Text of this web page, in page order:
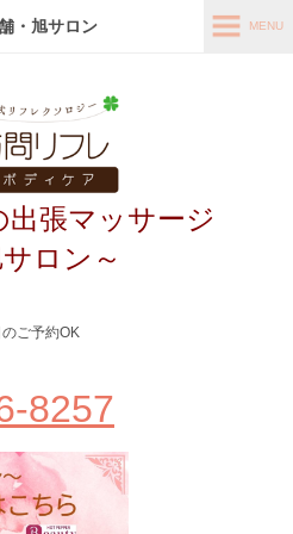
・旭サロン
出張マッサージ
ロン～
ご予約OK
8257
MENU